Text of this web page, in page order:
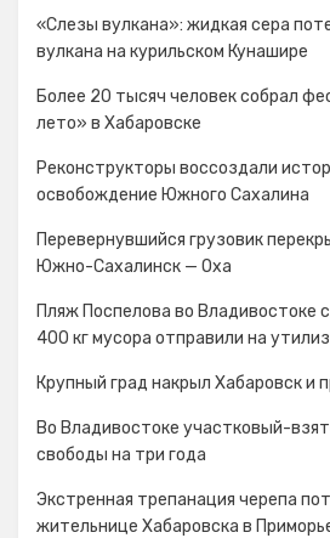
«Слезы вулкана»: жидкая сера
вулкана на курильском Кунашире
Более 20 тысяч человек собрал
лето» в Хабаровске
Реконструкторы воссоздали
освобождение Южного Сахалина
Перевернувшийся грузовик
Южно-Сахалинск — Оха
Пляж Поспелова во Владивостоке
400 кг мусора отправили на
Крупный град накрыл Хабаровск и
Во Владивостоке участковый-
свободы на три года
Экстренная трепанация черепа
жительнице Хабаровска в